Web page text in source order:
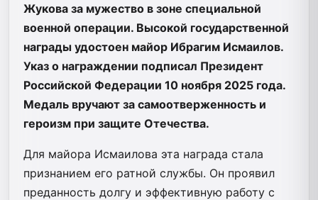
Жукова за мужество в зоне специальной
военной операции. Высокой государственной
награды удостоен майор Ибрагим Исмаилов.
Указ о награждении подписал Президент
Российской Федерации 10 ноября 2025 года.
Медаль вручают за самоотверженность и
героизм при защите Отечества.
Для майора Исмаилова эта награда стала
признанием его ратной службы. Он проявил
преданность долгу и эффективную работу с